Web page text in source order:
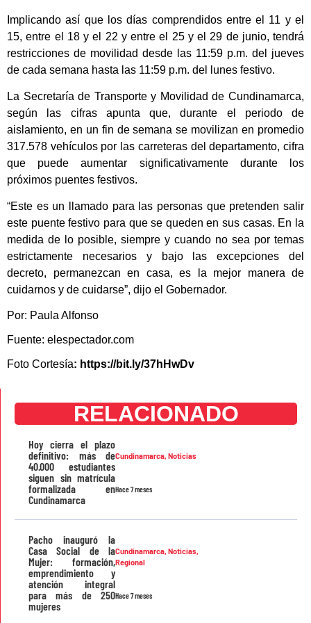
Implicando así que los días comprendidos entre el 11 y el
15, entre el 18 y el 22 y entre el 25 y el 29 de junio, tendrá
restricciones de movilidad desde las 11:59 p.m. del jueves
de cada semana hasta las 11:59 p.m. del lunes festivo.
La Secretaría de Transporte y Movilidad de Cundinamarca,
según las cifras apunta que, durante el periodo de
aislamiento, en un fin de semana se movilizan en promedio
317.578 vehículos por las carreteras del departamento, cifra
que puede aumentar significativamente durante los
próximos puentes festivos.
“Este es un llamado para las personas que pretenden salir
este puente festivo para que se queden en sus casas. En la
medida de lo posible, siempre y cuando no sea por temas
estrictamente necesarios y bajo las excepciones del
decreto, permanezcan en casa, es la mejor manera de
cuidarnos y de cuidarse”, dijo el Gobernador.
Por: Paula Alfonso
Fuente: elespectador.com
Foto Cortesía: https://bit.ly/37hHwDv
RELACIONADO
Cundinamarca,Noticias
Hace 7 meses
Hoy cierra el plazo
definitivo: más de
40.000 estudiantes
siguen sin matrícula
formalizada en
Cundinamarca
Cundinamarca,Noticias,
Regional
Hace 7 meses
Pacho inauguró la
Casa Social de la
Mujer: formación,
emprendimiento y
atención integral
para más de 250
mujeres